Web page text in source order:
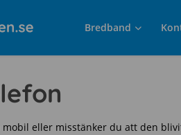
Bredband
eller misstänker du att den